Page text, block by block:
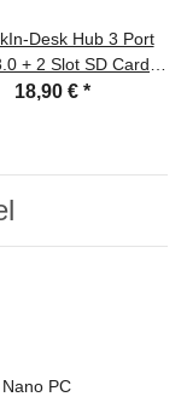
Desk Hub 3 Port
+ 2 Slot SD Card
Reader
18,90 € *